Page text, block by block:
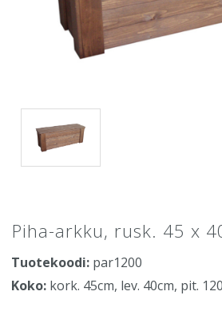
Piha-arkku, rusk. 45 x
Tuotekoodi: par1200
Koko: kork. 45cm, lev. 40cm, pit.